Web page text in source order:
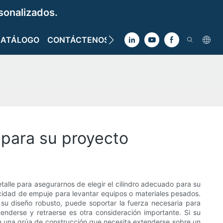
CONTÁCTENOS
su proyecto
para asegurarnos de elegir el cilindro adecuado para su
de empuje para levantar equipos o materiales pesados.
diseño robusto, puede soportar la fuerza necesaria para
y retraerse es otra consideración importante. Si su